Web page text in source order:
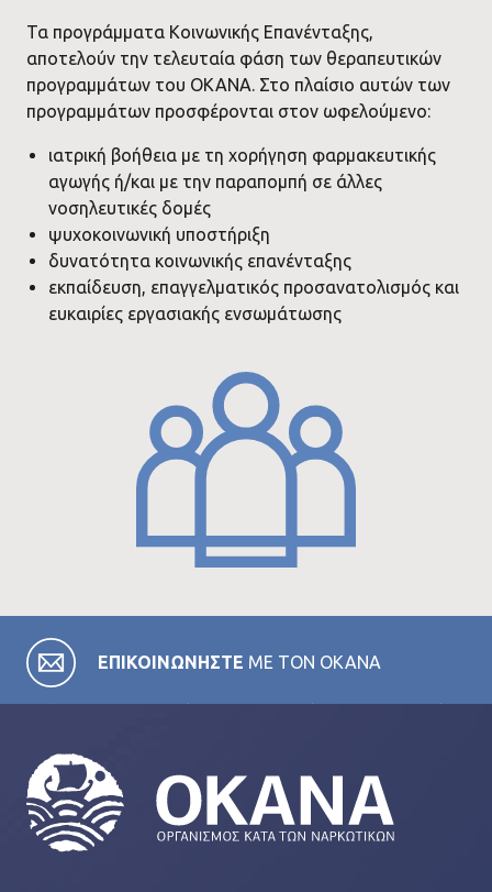
Τα προγράμματα Κοινωνικής Επανένταξης,
αποτελούν την τελευταία φάση των θεραπευτικών
προγραμμάτων του ΟΚΑΝΑ. Στο πλαίσιο αυτών των
προγραμμάτων προσφέρονται στον ωφελούμενο:
ιατρική βοήθεια με τη χορήγηση φαρμακευτικής
αγωγής ή/και με την παραπομπή σε άλλες
νοσηλευτικές δομές
ψυχοκοινωνική υποστήριξη
δυνατότητα κοινωνικής επανένταξης
εκπαίδευση, επαγγελματικός προσανατολισμός και
ευκαιρίες εργασιακής ενσωμάτωσης
ΕΠΙΚΟΙΝΩΝΗΣΤΕ ΜΕ ΤΟΝ ΟΚΑΝΑ
προγράμματα που υλοποιεί σε όλους τους τομείς των
δραστηριοτήτων του. Ειδικότερα, στην κατηγορία
FAQ θα βρείτε πιο εξειδικευμένα άρθρα για θέματα
πρόληψης και θεραπείας αλλά και πληροφορίες για τις